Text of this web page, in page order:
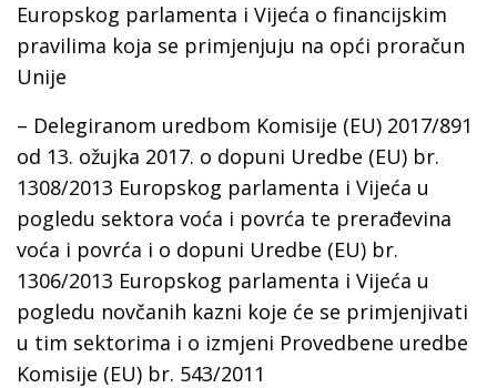
Europskog parlamenta i Vijeća o financijskim
pravilima koja se primjenjuju na opći proračun
Unije
– Delegiranom uredbom Komisije (EU) 2017/891
оd 13. ožujka 2017. o dopuni Uredbe (EU) br.
1308/2013 Europskog parlamenta i Vijeća u
pogledu sektora voća i povrća te prerađevina
voća i povrća i o dopuni Uredbe (EU) br.
1306/2013 Europskog parlamenta i Vijeća u
pogledu novčanih kazni koje će se primjenjivati
u tim sektorima i o izmjeni Provedbene uredbe
Komisije (EU) br. 543/2011